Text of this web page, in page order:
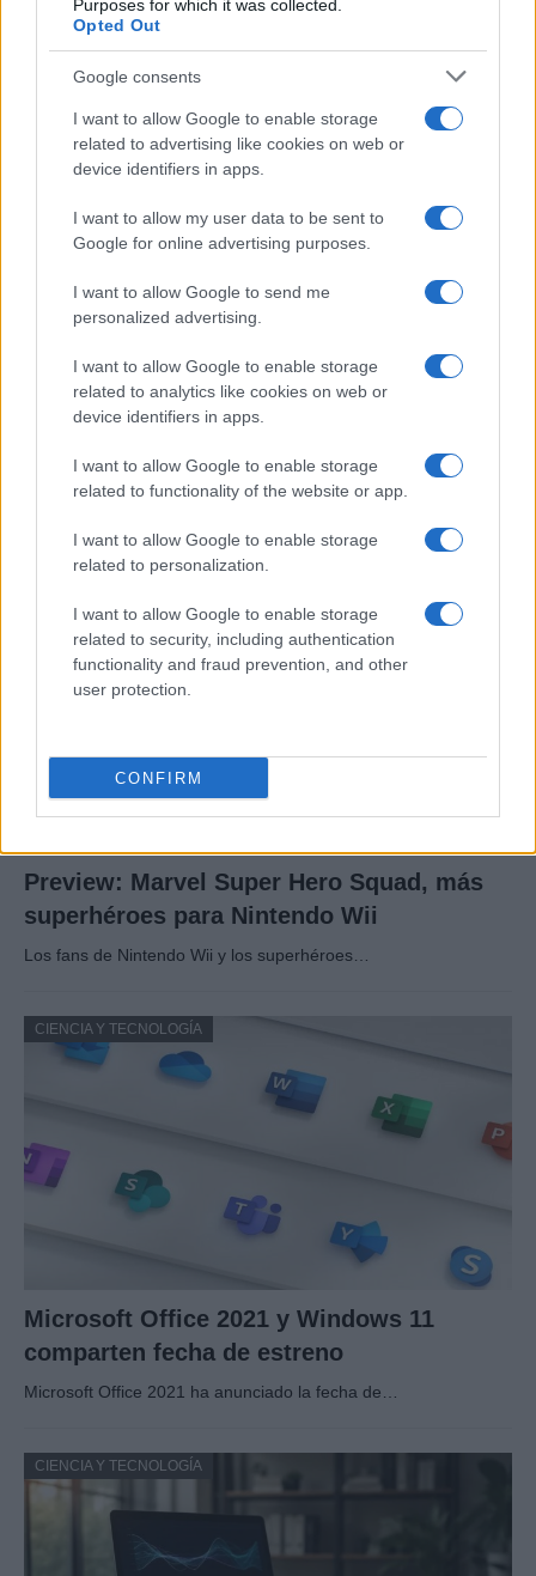
Purposes for which it was collected.
Opted Out
Google consents
I want to allow Google to enable storage
related to advertising like cookies on web or
device identifiers in apps.
I want to allow my user data to be sent to
Google for online advertising purposes.
I want to allow Google to send me
personalized advertising.
I want to allow Google to enable storage
related to analytics like cookies on web or
device identifiers in apps.
I want to allow Google to enable storage
related to functionality of the website or app.
I want to allow Google to enable storage
related to personalization.
I want to allow Google to enable storage
related to security, including authentication
functionality and fraud prevention, and other
user protection.
CONFIRM
Cómo se estructuran los planes de I+D y
su impacto en la sociedad
Los planes regionales de ciencia y tecnología son…
CIENCIA Y TECNOLOGÍA
SMS de la historia por 107.000 euros
Preview: Marvel Super Hero Squad, más
superhéroes para Nintendo Wii
Los fans de Nintendo Wii y los superhéroes…
CIENCIA Y TECNOLOGÍA
Microsoft Office 2021 y Windows 11
comparten fecha de estreno
Microsoft Office 2021 ha anunciado la fecha de…
CIENCIA Y TECNOLOGÍA